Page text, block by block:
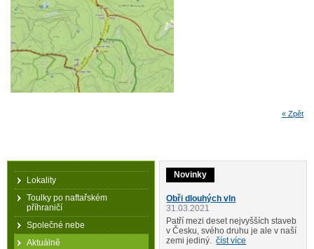
« Zpět
Novinky
Obři dlouhých vln
31.03.2021
Patří mezi deset nejvyšších staveb
v Česku, svého druhu je ale v naší
zemi jediný.číst více
Lokality
Toulky po naftařském
příhraničí
Společné nebe
Aktuálně